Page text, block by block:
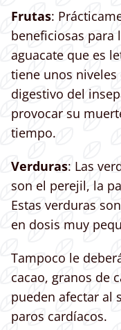
Frutas:
beneficiosas para
aguacate que es
tiene unos niveles
digestivo del
provocar su
tiempo.
Verduras: Las
son el perejil, la
Estas verduras
en dosis muy
Tampoco le
cacao, granos de
pueden afectar al
paros cardíacos.